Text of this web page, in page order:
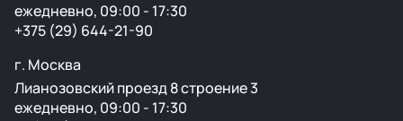
ежедневно, 09:00 - 17:30
+375 (29) 644-21-90
г. Москва
Лианозовский проезд 8 строение 3
ежедневно, 09:00 - 17:30